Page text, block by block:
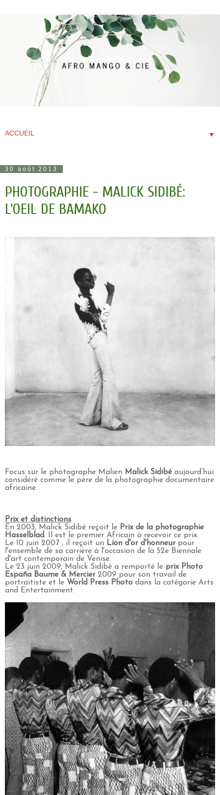
▼
30 août 2013
PHOTOGRAPHIE - MALICK SIDIBÉ:
L'OEIL DE BAMAKO
Focus sur le photographe Malien Malick Sidibéaujourd’hui
considéré comme le père de la photographie documentaire
africaine.
Prix et distinctions
En 2003, Malick Sidibé reçoit le Prix de la photographie
Hasselblad. Il est le premier Africain à recevoir ce prix.
Le 10 juin 2007 , il reçoit un Lion d'or d'honneurpour
l'ensemble de sa carrière à l'occasion de la 52e Biennale
d'art contemporain de Venise.
Le 23 juin 2009, Malick Sidibé a remporté le prix Photo
España Baume & Mercier2009 pour son travail de
portraitiste et le World Press Photo dans la catégorie Arts
and Entertainment.